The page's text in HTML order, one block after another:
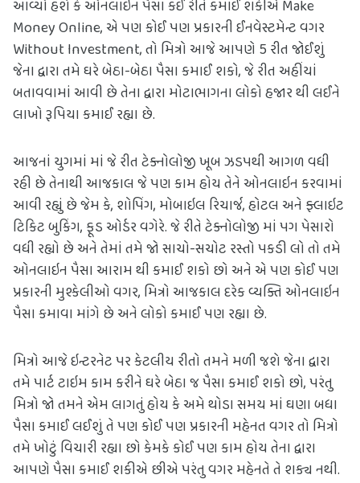
આવ્યો હશે કે ઓનલાઇન પૈસા કઈ રીતે કમાઈ શકીએ Make
Money Online, એ પણ કોઈ પણ પ્રકારની ઈનવેસ્ટમેન્ટ વગર
Without Investment, તો મિત્રો આજે આપણે 5 રીત જોઈશું
જેના દ્વારા તમે ઘરે બેઠા-બેઠા પૈસા કમાઈ શકો, જે રીત અહીંયાં
બતાવવામાં આવી છે તેના દ્વારા મોટાભાગના લોકો હજાર થી લઈને
લાખો રૂપિયા કમાઈ રહ્યા છે.
આજનાં યુગમાં માં જે રીત ટેક્નોલોજી ખૂબ ઝડપથી આગળ વધી
રહી છે તેનાથી આજકાલ જે પણ કામ હોય તેને ઓનલાઇન કરવામાં
આવી રહ્યું છે જેમ કે, શોપિંગ, મોબાઇલ રિચાર્જ, હોટલ અને ફ્લાઇટ
ટિકિટ બુકિંગ, ફૂડ ઓર્ડર વગેરે. જે રીતે ટેક્નોલોજી માં પગ પેસારો
વધી રહ્યો છે અને તેમાં તમે જો સાચો-સચોટ રસ્તો પકડી લો તો તમે
ઓનલાઇન પૈસા આરામ થી કમાઈ શકો છો અને એ પણ કોઈ પણ
પ્રકારની મુશ્કેલીઓ વગર, મિત્રો આજકાલ દરેક વ્યક્તિ ઓનલાઇન
પૈસા કમાવા માંગે છે અને લોકો કમાઈ પણ રહ્યા છે.
મિત્રો આજે ઇન્ટરનેટ પર કેટલીય રીતો તમને મળી જશે જેના દ્વારા
તમે પાર્ટ ટાઇમ કામ કરીને ઘરે બેઠા જ પૈસા કમાઈ શકો છો, પરંતુ
મિત્રો જો તમને એમ લાગતું હોય કે અમે થોડા સમય માં ઘણા બધા
પૈસા કમાઈ લઈશું તે પણ કોઈ પણ પ્રકારની મહેનત વગર તો મિત્રો
તમે ખોટું વિચારી રહ્યા છો કેમકે કોઈ પણ કામ હોય તેના દ્વારા
આપણે પૈસા કમાઈ શકીએ છીએ પરંતુ વગર મહેનતે તે શક્ય નથી.